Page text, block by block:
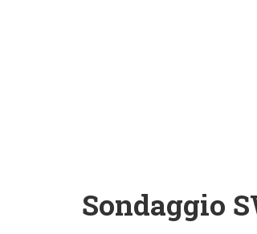
Sondaggio